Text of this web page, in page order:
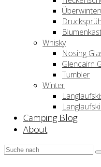
Whisky
Nosing
Glencairn
Tumbler
Winter
Camping Blog
About